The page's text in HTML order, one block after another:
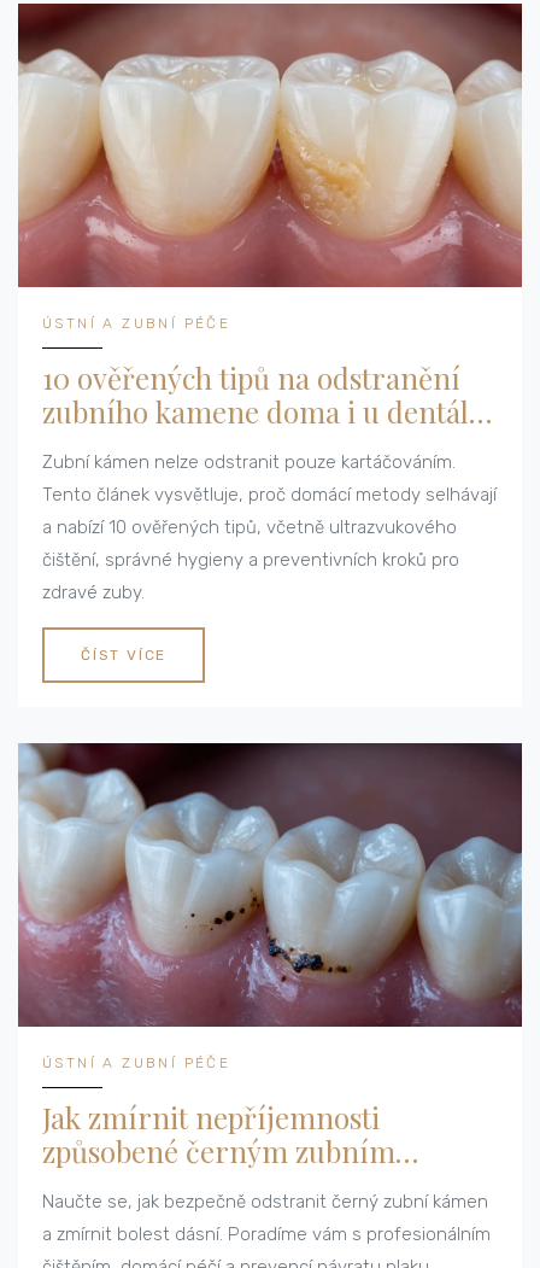
ÚSTNÍ A ZUBNÍ PÉČE
10 ověřených tipů na odstranění
zubního kamene doma i u dentální
hygienistky
Zubní kámen nelze odstranit pouze kartáčováním.
Tento článek vysvětluje, proč domácí metody selhávají
a nabízí 10 ověřených tipů, včetně ultrazvukového
čištění, správné hygieny a preventivních kroků pro
zdravé zuby.
ČÍST VÍCE
ÚSTNÍ A ZUBNÍ PÉČE
Jak zmírnit nepříjemnosti
způsobené černým zubním
kamenem: Účinné řešení a péče
Naučte se, jak bezpečně odstranit černý zubní kámen
a zmírnit bolest dásní. Poradíme vám s profesionálním